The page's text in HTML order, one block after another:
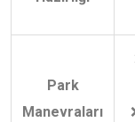
Park
Manevraları